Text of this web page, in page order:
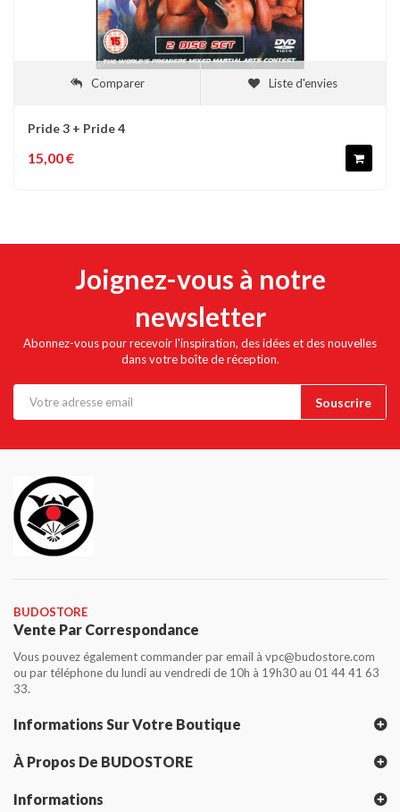
Comparer Liste d'envies
Pride 3 + Pride 4
15,00 €
Joignez-vous à notre
newsletter
Abonnez-vous pour recevoir l'inspiration, des idées et des nouvelles
dans votre boîte de réception.
BUDOSTORE
Vente Par Correspondance
Vous pouvez également commander par email à vpc@budostore.com
ou par téléphone du lundi au vendredi de 10h à 19h30 au 01 44 41 63
33.
Informations Sur Votre Boutique
À Propos De BUDOSTORE
Informations